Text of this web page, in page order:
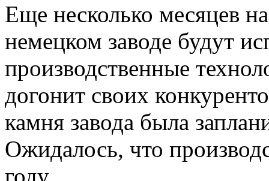
Еще несколько месяцев
немецком заводе будут
производственные
догонит своих
камня завода была
Ожидалось, что
году.